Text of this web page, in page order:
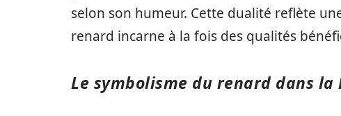
selon son humeur. Cette dualité reflète
renard incarne à la fois des qualités
Le symbolisme du renard dans